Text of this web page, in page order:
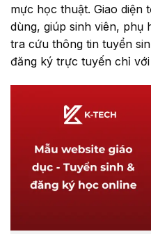
mực học thuật. Giao diện
dùng, giúp sinh viên, phụ
tra cứu thông tin tuyển
đăng ký trực tuyến chỉ